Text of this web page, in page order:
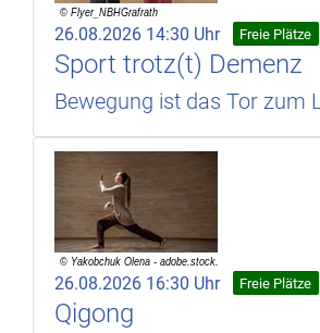
26.08.2026 14:30 Uhr Freie Plätze
Sport trotz(t) Demenz
Bewegung ist das Tor zum
26.08.2026 16:30 Uhr Freie Plätze
Qigong